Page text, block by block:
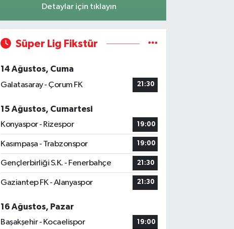
Detaylar için tıklayın
Süper Lig Fikstür
14 Ağustos, Cuma
Galatasaray - Çorum FK
21:30
15 Ağustos, Cumartesi
Konyaspor - Rizespor
19:00
Kasımpaşa - Trabzonspor 19:00
Gençlerbirliği S.K. - Fenerbahçe 21:30
Gaziantep FK - Alanyaspor 21:30
16 Ağustos, Pazar
Başakşehir - Kocaelispor
19:00